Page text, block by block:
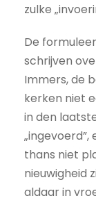
zulke
De
schrijven
Immers, de
kerken niet
in den
„ingevoerd”,
thans niet
nieuwigheid
aldaar in